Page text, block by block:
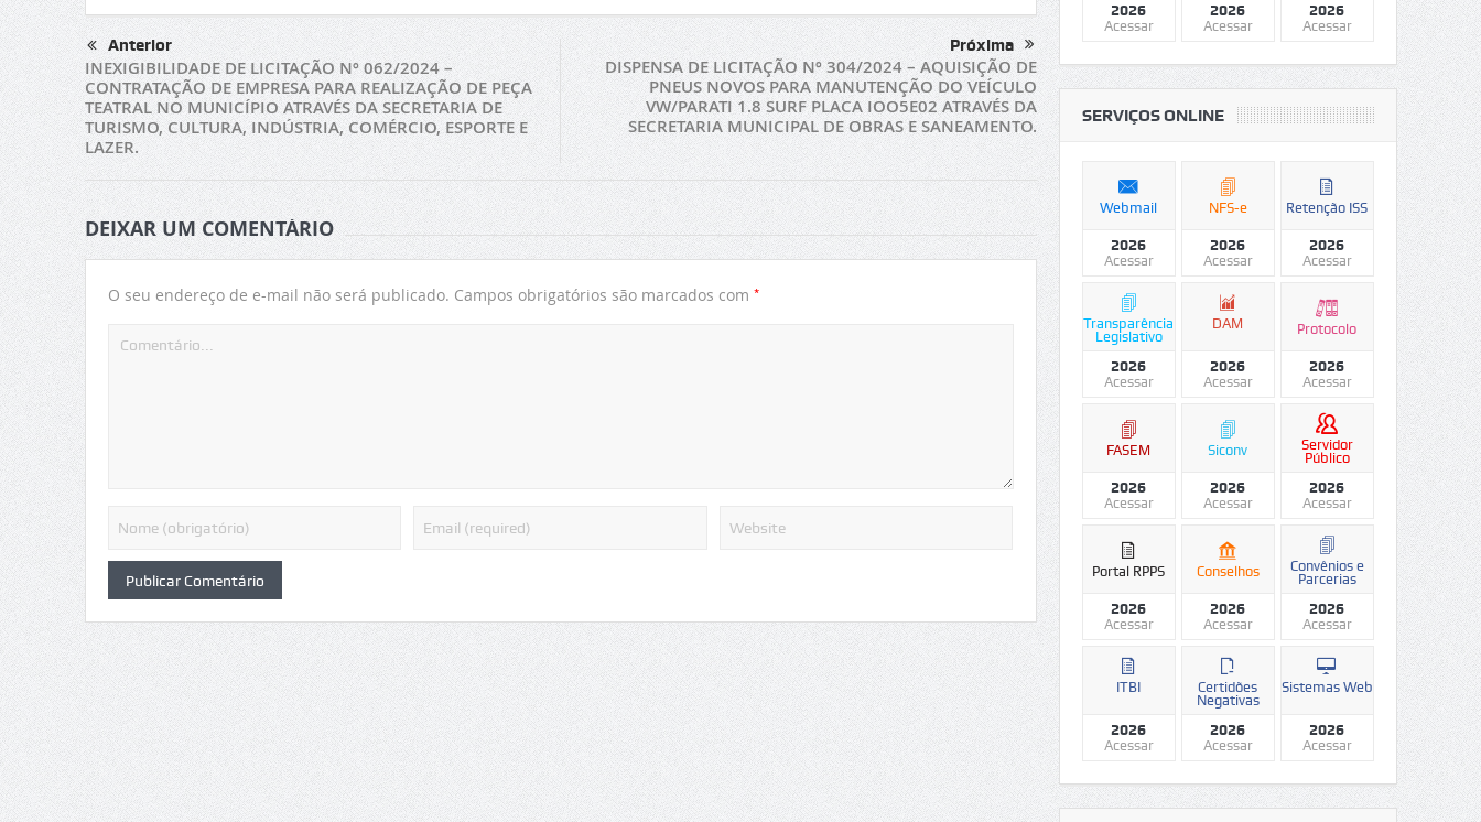
Anterior
INEXIGIBILIDADE DE LICITAÇÃO Nº 062/2024 –
CONTRATAÇÃO DE EMPRESA PARA REALIZAÇÃO DE PEÇA
TEATRAL NO MUNICÍPIO ATRAVÉS DA SECRETARIA DE
TURISMO, CULTURA, INDÚSTRIA, COMÉRCIO, ESPORTE E
LAZER.
Próxima
DISPENSA DE LICITAÇÃO Nº 304/2024 – AQUISIÇÃO DE
PNEUS NOVOS PARA MANUTENÇÃO DO VEÍCULO
VW/PARATI 1.8 SURF PLACA IOO5E02 ATRAVÉS DA
SECRETARIA MUNICIPAL DE OBRAS E SANEAMENTO.
DEIXAR UM COMENTÁRIO
O seu endereço de e-mail não será publicado. Campos obrigatórios são marcados com *
2026
Acessar
2026
Acessar
2026
Acessar
SERVIÇOS ONLINE
Webmail
2026
Acessar
NFS-e
2026
Acessar
Retenção ISS
2026
Acessar
Transparência
Legislativo
2026
Acessar
DAM
2026
Acessar
Protocolo
2026
Acessar
FASEM
2026
Acessar
Siconv
2026
Acessar
Servidor
Público
2026
Acessar
Portal RPPS
2026
Acessar
Conselhos
2026
Acessar
Convênios e
Parcerias
2026
Acessar
ITBI
2026
Acessar
Certidões
Negativas
2026
Acessar
Sistemas Web
2026
Acessar